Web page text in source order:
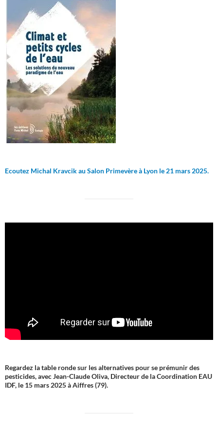
Ecoutez Michal Kravcik au Salon Primevère à Lyon le 21 mars 2025.
Regardez la table ronde sur les alternatives pour se prémunir des
pesticides, avec Jean-Claude Oliva, Directeur de la Coordination EAU
IDF, le 15 mars 2025 à Aiffres (79).